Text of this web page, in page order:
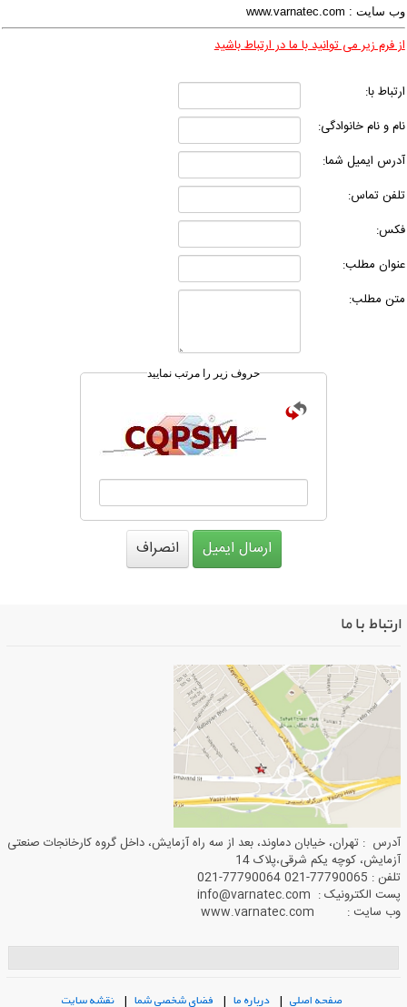
وب سایت : www.varnatec.com
از فرم زیر می توانید با ما در ارتباط باشید
ارتباط با:
نام و نام خانوادگی:
آدرس ایمیل شما:
تلفن تماس:
فکس:
عنوان مطلب:
متن مطلب:
حروف زیر را مرتب نمایید
ارتباط با ما
آدرس : تهران، خیابان دماوند، بعد از سه راه آزمایش، داخل گروه کارخانجات صنعتی
آزمایش، کوچه یکم شرقی،پلاک 14
تلفن : 77790065-021 77790064-021
پست الکترونیک : info@varnatec.com
وب سایت : www.varnatec.com
صفحه اصلی| درباره ما| فضای شخصی شما| نقشه سایت